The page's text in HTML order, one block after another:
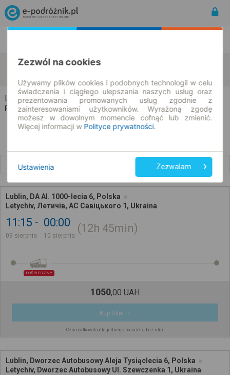
Lublin Letychiv
Lublin → Letychiv
Rozkład jazdy i bilety
Lublin, DA Al. 1000-lecia 6, Polska
Letychiv, Летичів, АС Савіцького 1, Ukraina
11:15
09 sierpnia
00:00
10 sierpnia
12h 45min
POŚPIESZNY
1050,00 UAH
Kup Bilet
Cena całkowita dla jednego pasażera bez ulgi
Lublin, Dworzec Autobusowy Aleja Tysiąclecia 6, Polska
Letychiv, Dworzec Autobusowy Ul. Szewczenka 1, Ukraina
Zezwól na cookies
Używamy plików cookies i podobnych technologii w celu
świadczenia i ciągłego ulepszania naszych usług oraz
prezentowania promowanych usług zgodnie z
zainteresowaniami użytkowników. Wyrażoną zgodę
możesz w dowolnym momencie cofnąć lub zmienić.
Więcej informacji w Polityce prywatności.
Ustawienia Zezwalam